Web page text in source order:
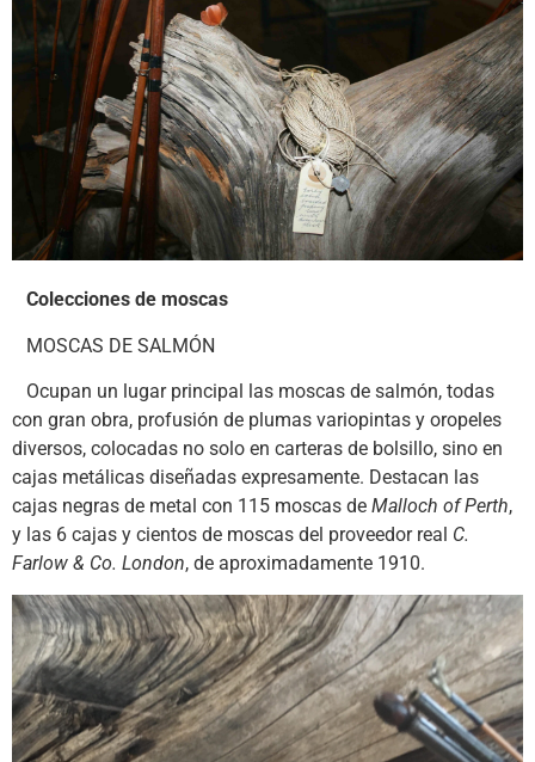
Colecciones de moscas
MOSCAS DE SALMÓN
Ocupan un lugar principal las moscas de salmón, todas
con gran obra, profusión de plumas variopintas y oropeles
diversos, colocadas no solo en carteras de bolsillo, sino en
cajas metálicas diseñadas expresamente. Destacan las
cajas negras de metal con 115 moscas de Malloch of Perth,
y las 6 cajas y cientos de moscas del proveedor real C.
Farlow & Co. London, de aproximadamente 1910.